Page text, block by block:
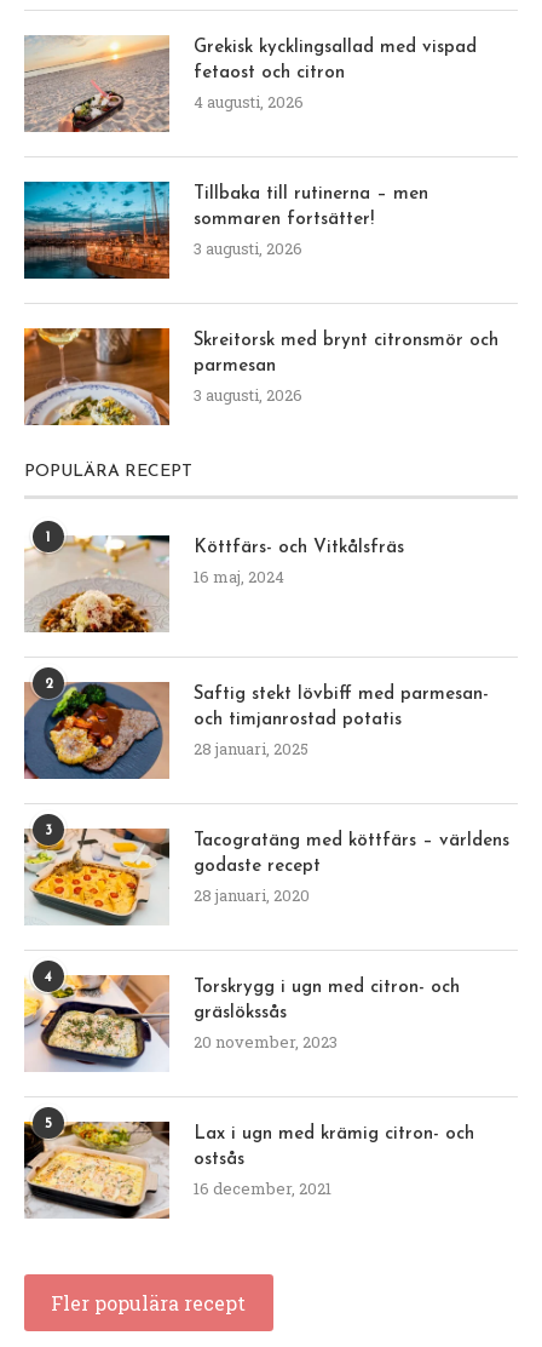
Grekisk kycklingsallad med vispad
fetaost och citron
4 augusti, 2026
Tillbaka till rutinerna – men
sommaren fortsätter!
3 augusti, 2026
Skreitorsk med brynt citronsmör och
parmesan
3 augusti, 2026
POPULÄRA RECEPT
1
Köttfärs- och Vitkålsfräs
16 maj, 2024
2
Saftig stekt lövbiff med parmesan-
och timjanrostad potatis
28 januari, 2025
3
Tacogratäng med köttfärs – världens
godaste recept
28 januari, 2020
4
Torskrygg i ugn med citron- och
gräslökssås
20 november, 2023
5
Lax i ugn med krämig citron- och
ostsås
16 december, 2021
Fler populära recept